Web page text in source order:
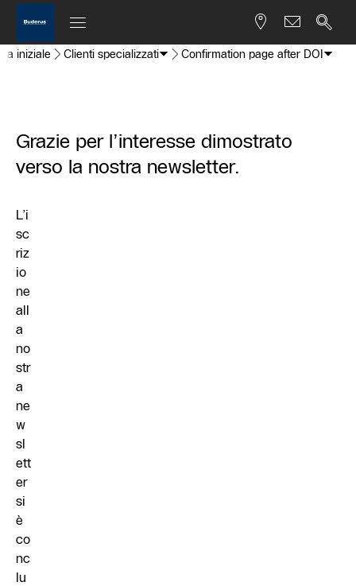
iniziale Clienti specializzati Confirmation page after DOI
Grazie per l’interesse dimostrato
verso la nostra newsletter.
L’i
sc
riz
io
ne
all
a
no
str
a
ne
w
sl
ett
er
si
è
co
nc
lu